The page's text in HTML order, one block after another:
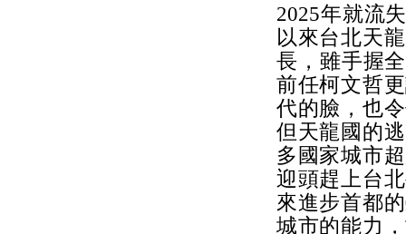
2025年就流
以來台北天
長，雖手握
前任柯文哲
代的臉，也
但天龍國的
多國家城市
迎頭趕上台
來進步首都
城市的能力